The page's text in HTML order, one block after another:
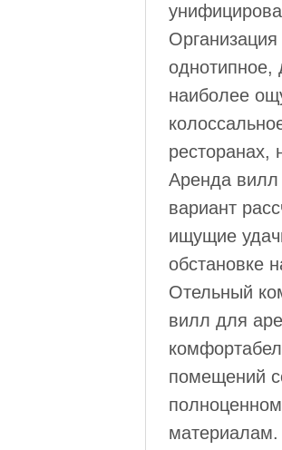
однотипное,
наиболее
ресторанах,
Аренда вилл
вариант
ищущие
обстановке
Отельный
вилл для
помещений